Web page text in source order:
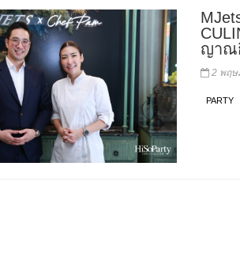
ญาณ
2 พฤษ
PARTY